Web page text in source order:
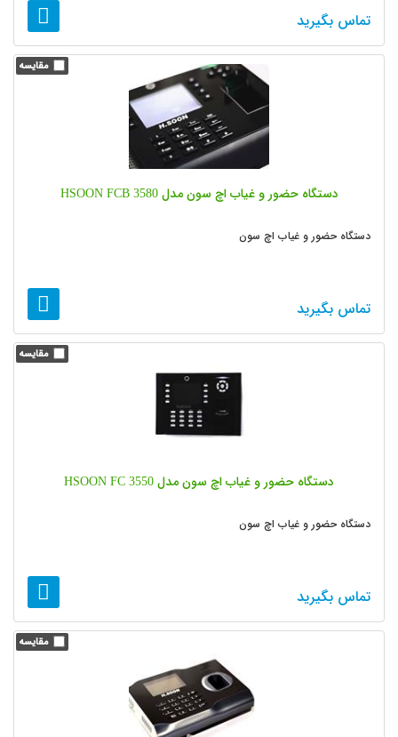
تماس بگیرید
دستگاه حضور و غیاب اچ سون مدل HSOON FCB 3580
دستگاه حضور و غیاب اچ سون
تماس بگیرید
دستگاه حضور و غیاب اچ سون مدل HSOON FC 3550
دستگاه حضور و غیاب اچ سون
تماس بگیرید